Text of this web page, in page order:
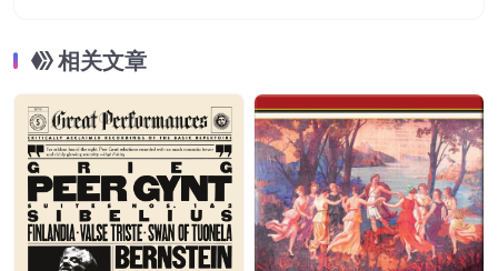
相关文章